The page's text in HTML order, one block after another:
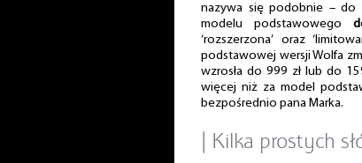
nazywa się podobnie – do
modelu podstawowego
‘rozszerzona’ oraz
podstawowej wersji Wolfa
wzrosła do 999 zł lub do
więcej niż za model
bezpośrednio pana Marka.
| Kilka prostych